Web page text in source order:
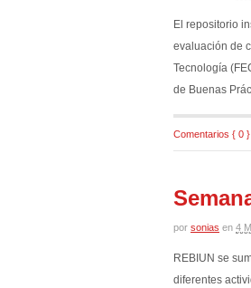
El repositorio
evaluación de
Tecnología
de Buenas
Comentarios { 0 }
por sonias en 4
REBIUN se
diferentes